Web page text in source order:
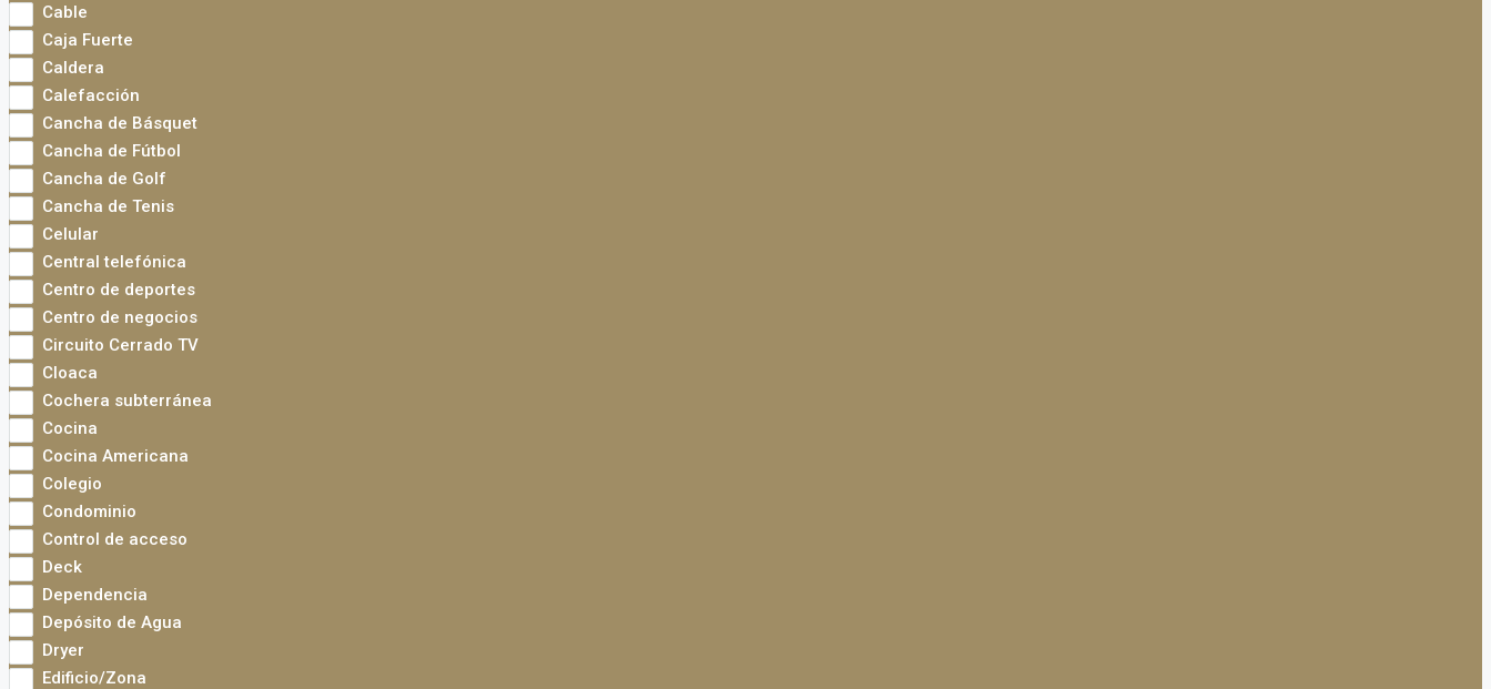
Cable
Caja Fuerte
Caldera
Calefacción
Cancha de Básquet
Cancha de Fútbol
Cancha de Golf
Cancha de Tenis
Celular
Central telefónica
Centro de deportes
Centro de negocios
Circuito Cerrado TV
Cloaca
Cochera subterránea
Cocina
Cocina Americana
Colegio
Condominio
Control de acceso
Deck
Dependencia
Depósito de Agua
Dryer
Edificio/Zona